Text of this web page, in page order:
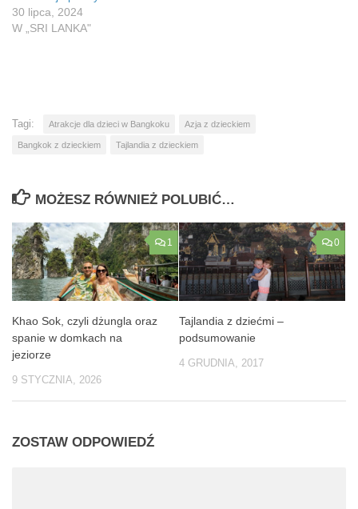
30 lipca, 2024
W „SRI LANKA"
Tagi: Atrakcje dla dzieci w Bangkoku Azja z dzieckiem
Bangkok z dzieckiem Tajlandia z dzieckiem
MOŻESZ RÓWNIEŻ POLUBIĆ…
1
Khao Sok, czyli dżungla oraz
spanie w domkach na
jeziorze
9 STYCZNIA, 2026
0
Tajlandia z dziećmi –
podsumowanie
4 GRUDNIA, 2017
ZOSTAW ODPOWIEDŹ